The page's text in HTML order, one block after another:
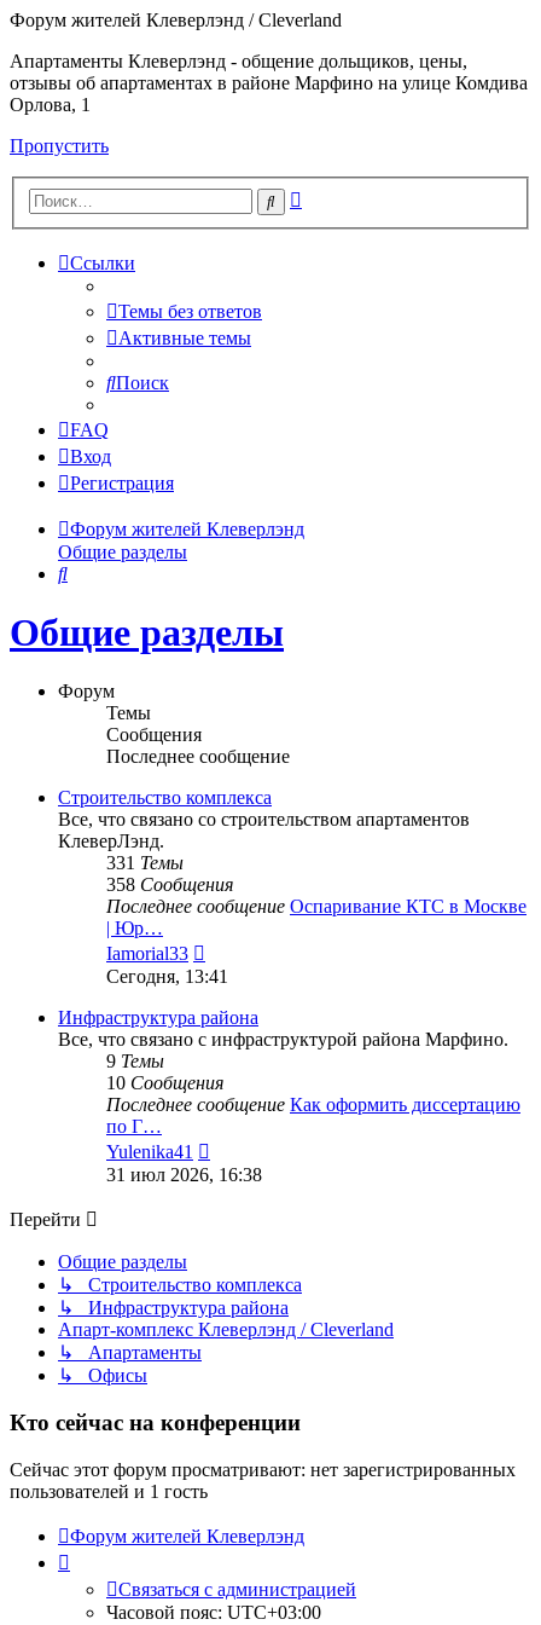
Форум жителей Клеверлэнд / Cleverland
Апартаменты Клеверлэнд - общение дольщиков, цены,
отзывы об апартаментах в районе Марфино на улице Комдива
Орлова, 1
Пропустить
Поиск
Ссылки
Темы без ответов
Активные темы
Поиск
FAQ
Вход
Регистрация
Форум жителей Клеверлэнд
Общие разделы
Поиск
Общие разделы
Форум
Темы
Сообщения
Последнее сообщение
Строительство комплекса
Все, что связано со строительством апартаментов
КлеверЛэнд.
331 Темы
358 Сообщения
Последнее сообщение Оспаривание КТС в Москве
| Юр…
Iamorial33
к
сообщению
Сегодня, 13:41
Инфраструктура района
Все, что связано с инфраструктурой района Марфино.
9 Темы
10 Сообщения
Последнее сообщение Как оформить диссертацию
по Г…
Yulenika41
31 июл 2026, 16:38
Перейти
Общие разделы
↳ Строительство комплекса
↳ Инфраструктура района
Апарт-комплекс Клеверлэнд / Cleverland
↳ Апартаменты
↳ Офисы
Кто сейчас на конференции
Сейчас этот форум просматривают: нет зарегистрированных
пользователей и 1 гость
Форум жителей Клеверлэнд
Связаться с администрацией
Часовой пояс: UTC+03:00